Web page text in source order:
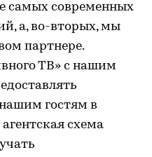
самых современных
а, во-вторых, мы
партнере.
ТВ» с нашим
гостям в
схема